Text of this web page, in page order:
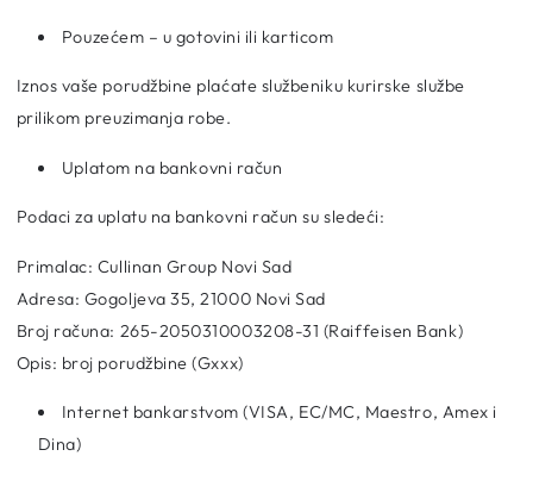
Pouzećem – u gotovini ili karticom
Iznos vaše porudžbine plaćate službeniku kurirske službe
prilikom preuzimanja robe.
Uplatom na bankovni račun
Podaci za uplatu na bankovni račun su sledeći:
Primalac: Cullinan Group Novi Sad
Adresa: Gogoljeva 35, 21000 Novi Sad
Broj računa: 265-2050310003208-31 (Raiffeisen Bank)
Opis: broj porudžbine (Gxxx)
Internet bankarstvom (VISA, EC/MC, Maestro, Amex i
Dina)